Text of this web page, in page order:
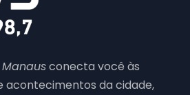
conecta você às
acontecimentos da cidade,